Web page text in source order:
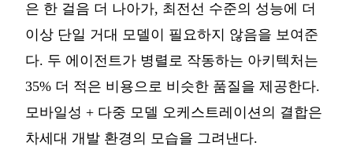
은 한 걸음 더 나아가, 최전선 수준의 성능에 더
이상 단일 거대 모델이 필요하지 않음을 보여준
다. 두 에이전트가 병렬로 작동하는 아키텍처는
35% 더 적은 비용으로 비슷한 품질을 제공한다.
모바일성 + 다중 모델 오케스트레이션의 결합은
차세대 개발 환경의 모습을 그려낸다.